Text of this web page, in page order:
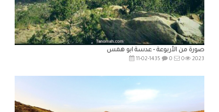
صورة من الأربوعة - عدسة ابو همس
11-02-1435 0 0 2023